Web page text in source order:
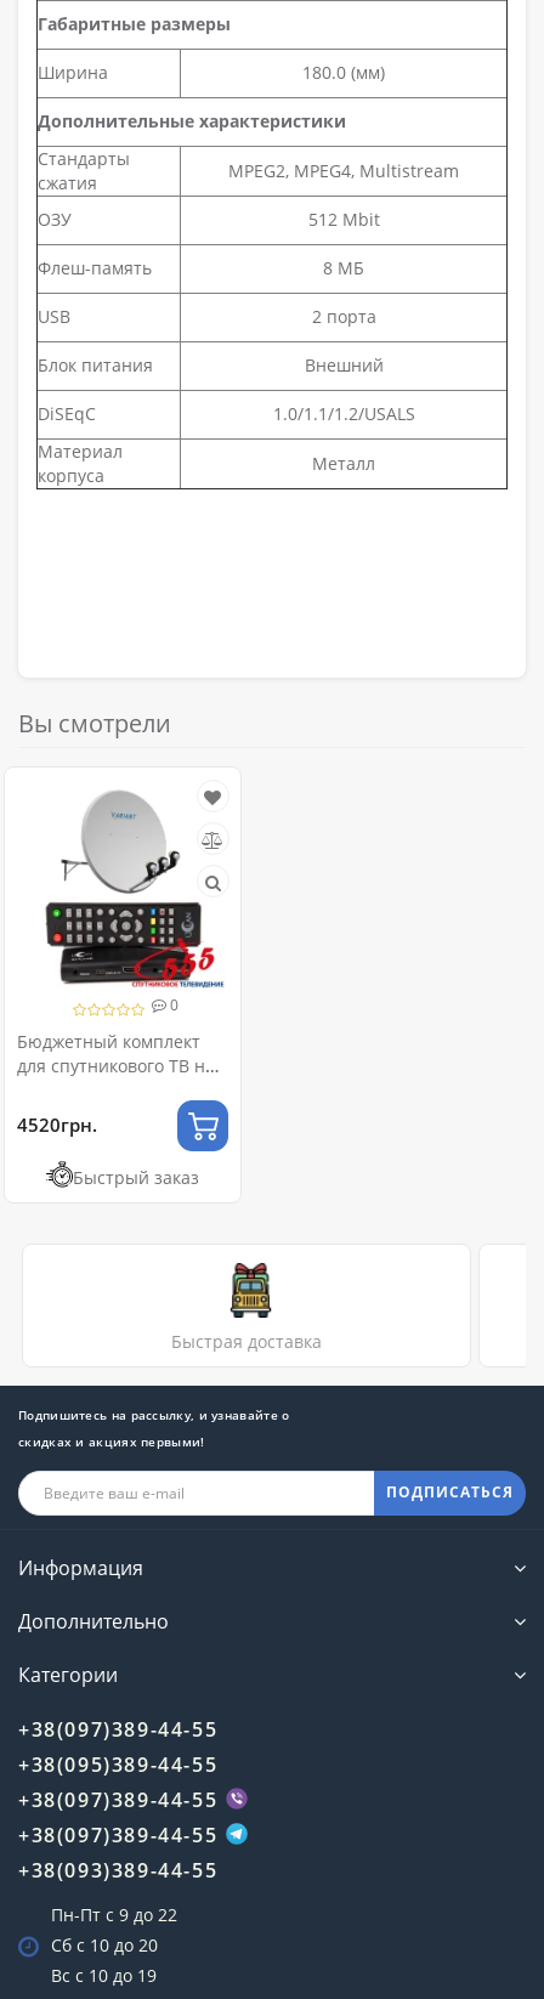
Габаритные размеры
Ширина 180.0 (мм)
Дополнительные характеристики
Стандарты
сжатия
MPEG2, MPEG4, Multistream
ОЗУ 512 Mbit
Флеш-память 8 МБ
USB 2 порта
Блок питания Внешний
DiSEqC
1.0/1.1/1.2/USALS
Материал
корпуса
Металл
Вы смотрели
0
Бюджетный комплект
для спутникового ТВ на
4520грн.
Быстрый заказ
Быстрая доставка
Подпишитесь на рассылку, и узнавайте о
скидках и акциях первыми!
ПОДПИСАТЬСЯ
Информация
Дополнительно
Категории
+38(097)389-44-55
+38(095)389-44-55
+38(097)389-44-55
+38(097)389-44-55
+38(093)389-44-55
Пн-Пт с 9 до 22
Сб с 10 до 20
Вс с 10 до 19